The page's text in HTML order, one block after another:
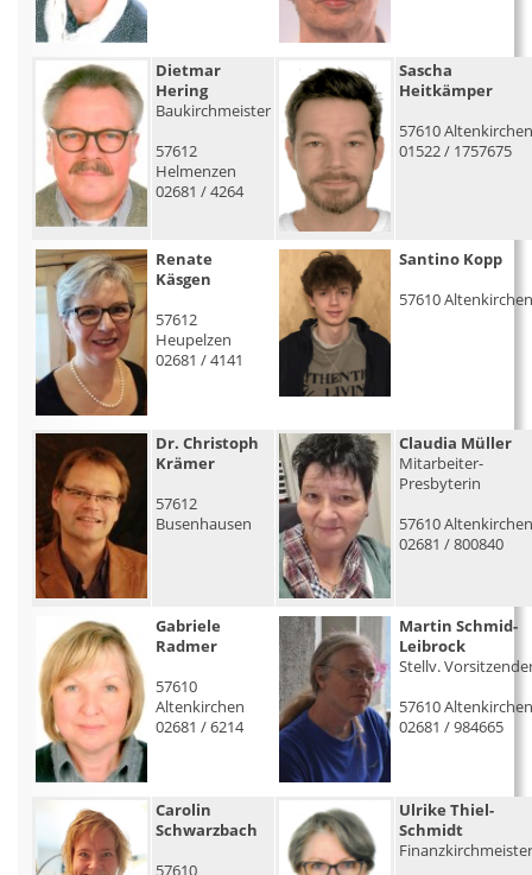
Dietmar
Hering
Baukirchmeister
57612
Helmenzen
02681 / 4264
Sascha
Heitkämper
57610
01522 / 1757675
Renate
Käsgen
57612
Heupelzen
02681 / 4141
Santino Kopp
57610
Dr. Christoph
Krämer
57612
Busenhausen
Claudia Müller
Mitarbeiter-
Presbyterin
57610
02681 / 800840
Gabriele
Radmer
57610
Altenkirchen
02681 / 6214
Martin Schmid-
Leibrock
Stellv.
57610
02681 / 984665
Carolin
Schwarzbach
57610
Ulrike Thiel-
Schmidt